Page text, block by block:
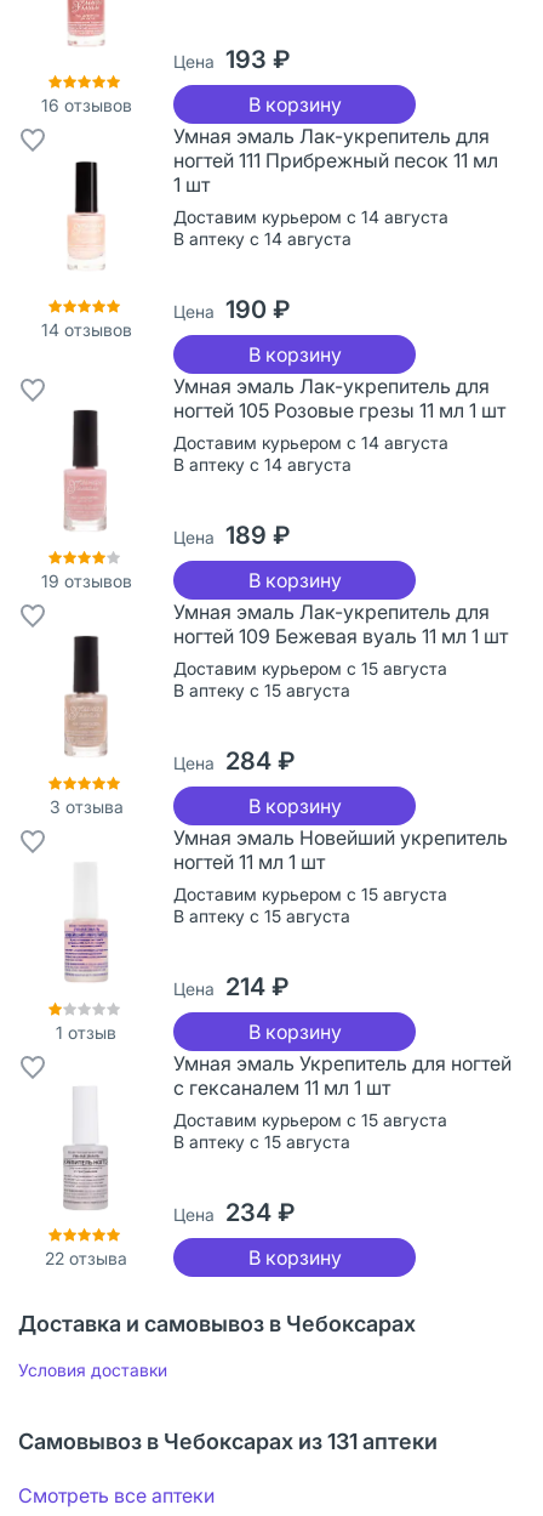
16 отзывов
Цена 193 ₽
В корзину
14отзывов
Умная эмаль Лак-укрепитель для
ногтей 111 Прибрежный песок 11 мл
1 шт
Доставим курьером с 14 августа
В аптеку с 14 августа
Цена 190 ₽
В корзину
19 отзывов
Умная эмаль Лак-укрепитель для
ногтей 105 Розовые грезы 11 мл 1 шт
Доставим курьером с 14 августа
В аптеку с 14 августа
Цена 189 ₽
В корзину
3 отзыва
Умная эмаль Лак-укрепитель для
ногтей 109 Бежевая вуаль 11 мл 1 шт
Доставим курьером с 15 августа
В аптеку с 15 августа
Цена 284 ₽
В корзину
1 отзыв
Умная эмаль Новейший укрепитель
ногтей 11 мл 1 шт
Доставим курьером с 15 августа
В аптеку с 15 августа
Цена 214 ₽
В корзину
22 отзыва
Умная эмаль Укрепитель для ногтей
с гексаналем 11 мл 1 шт
Доставим курьером с 15 августа
В аптеку с 15 августа
Цена 234 ₽
В корзину
Доставка и самовывоз в Чебоксарах
Условия доставки
Самовывоз в Чебоксарах из 131 аптеки
Смотреть все аптеки